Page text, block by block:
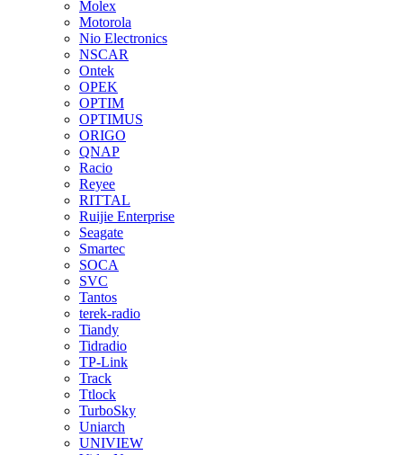
Molex
Motorola
Nio Electronics
NSCAR
Ontek
OPEK
OPTIM
OPTIMUS
ORIGO
QNAP
Racio
Reyee
RITTAL
Ruijie Enterprise
Seagate
Smartec
SOCA
SVC
Tantos
terek-radio
Tiandy
Tidradio
TP-Link
Track
Ttlock
TurboSky
Uniarch
UNIVIEW